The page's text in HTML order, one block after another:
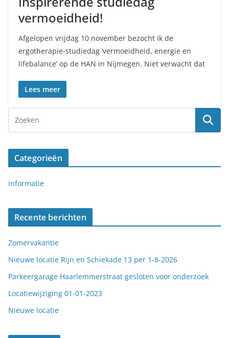
vermoeidheid!
Afgelopen vrijdag 10 november bezocht ik de
ergotherapie-studiedag ‘vermoeidheid, energie en
lifebalance’ op de HAN in Nijmegen. Niet verwacht dat
Lees meer
Categorieën
informatie
Recente berichten
Zomervakantie
Nieuwe locatie Rijn en Schiekade 13 per 1-8-2026
Parkeergarage Haarlemmerstraat gesloten voor onderzoek
Locatiewijziging 01-01-2023
Nieuwe locatie